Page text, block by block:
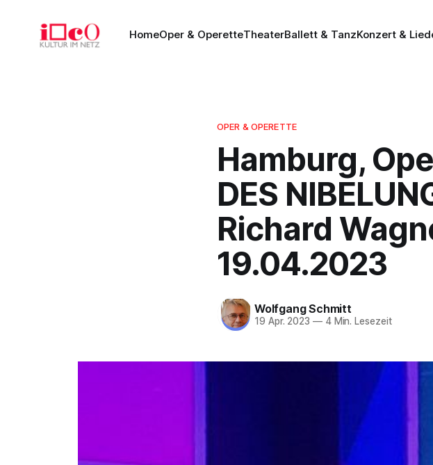
HomeOper & OperetteTheaterBallett & TanzKonzert &
OPER & OPERETTE
Hamburg,
DES
Richard
19.04.2023
Wolfgang Schmitt
19 Apr. 2023 —4 Min. Lesezeit